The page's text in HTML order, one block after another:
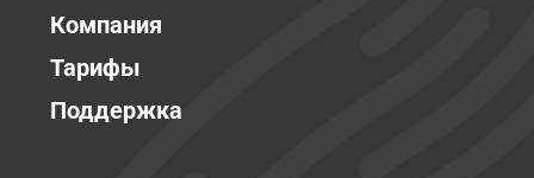
Компания
Тарифы
Поддержка